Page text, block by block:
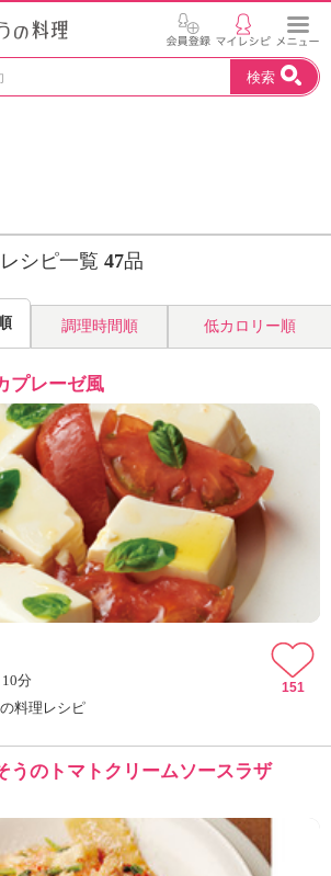
お
見
つ
よ
う
N
H
K
エ
デ
ュ
ケ
ー
シ
ョ
ナ
ん
の
き
う
の
料
検索
シピ一覧 47品
調理時間順 低カロリー順
プレーゼ風
10分
料理レシピ
151
うのトマトクリームソースラザ